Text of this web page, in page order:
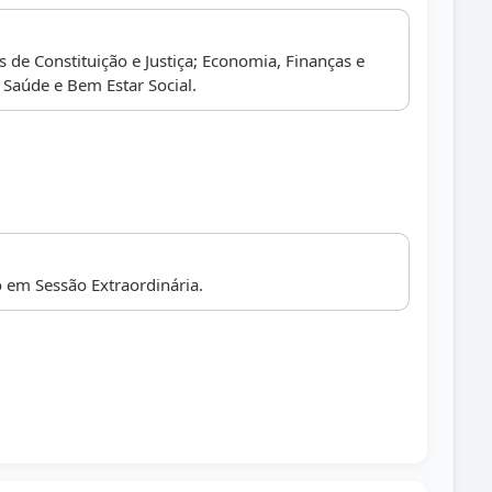
de Constituição e Justiça; Economia, Finanças e
e Bem Estar Social.
Sessão Extraordinária.